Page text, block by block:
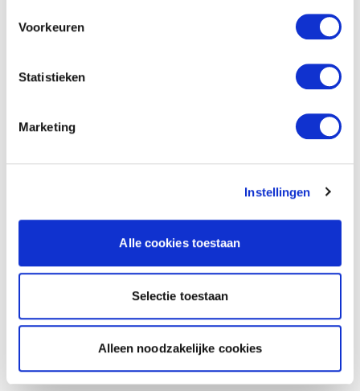
Voorkeuren
Statistieken
Marketing
Instellingen
Alle cookies toestaan
Selectie toestaan
Alleen noodzakelijke cookies